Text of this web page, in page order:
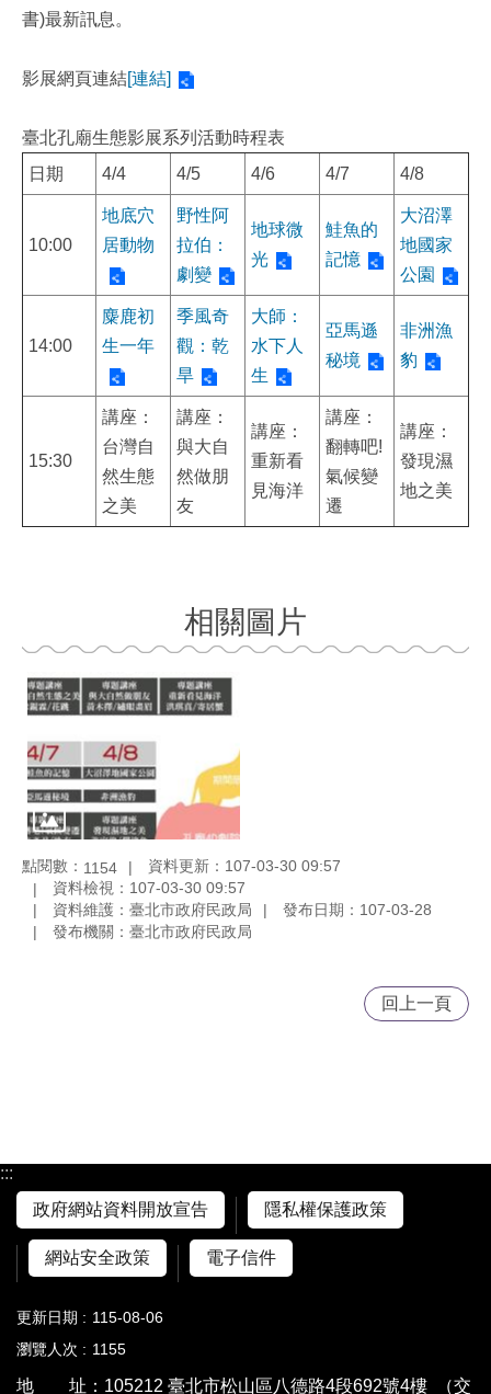
書)最新訊息。
影展網頁連結[連結]
臺北孔廟生態影展系列活動時程表
日期
4/4 4/5 4/6 4/7 4/8
10:00
地底穴
居動物
野性阿
拉伯：
劇變
地球微
光
鮭魚的
記憶
大沼澤
地國家
公園
14:00
麋鹿初
生一年
季風奇
觀：乾
旱
大師：
水下人
生
亞馬遜
秘境
非洲漁
豹
15:30
講座：
台灣自
然生態
之美
講座：
與大自
然做朋
友
講座：
重新看
見海洋
講座：
翻轉吧!
氣候變
遷
講座：
發現濕
地之美
相關圖片
點閱數： 1154
資料更新：107-03-30 09:57
資料檢視：107-03-30 09:57
資料維護：臺北市政府民政局
發布日期：107-03-28
發布機關：臺北市政府民政局
回上一頁
:::
政府網站資料開放宣告
隱私權保護政策
網站安全政策 電子信件
更新日期
115-08-06
瀏覽人次
1155
地 址：105212 臺北市松山區八德路4段692號4樓 （交